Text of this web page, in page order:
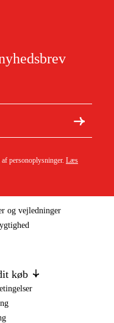
personoplysninger. Læs
og vejledninger
køb